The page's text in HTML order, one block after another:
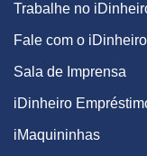
Trabalhe no
Fale com o iDinheiro
Sala de Imprensa
iDinheiro
iMaquininhas